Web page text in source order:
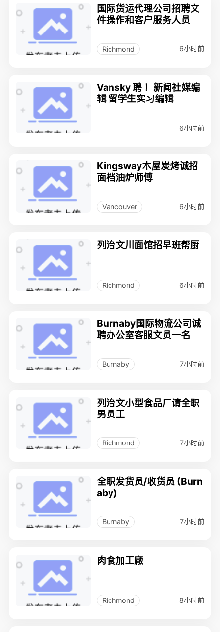
国际货运代理公司招聘文
件操作和客户服务人员
Richmond 6小时前
Vansky 聘 ！新闻社媒编
辑 留学生实习编辑
6小时前
Kingsway木屋炭烤诚招
面档油炉师傅
Vancouver 6小时前
列治文川面馆招早班帮厨
Richmond 6小时前
Burnaby国际物流公司诚
聘办公室客服文员一名
Burnaby 7小时前
列治文小型食品厂请全职
男员工
Richmond 7小时前
全职发货员/收货员 (Burn
aby)
Burnaby 7小时前
肉食加工廠
Richmond 8小时前